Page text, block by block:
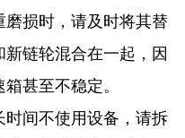
损时，请及时将其替
链轮混合在一起，因
甚至不稳定。
间不使用设备，请拆